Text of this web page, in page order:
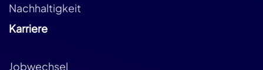
Nachhaltigkeit
Karriere
Jobwechsel